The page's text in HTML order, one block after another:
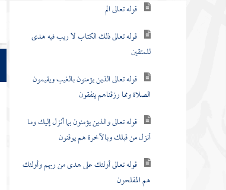
قوله تعالى الم
قوله تعالى ذلك الكتاب لا ريب فيه هدى
للمتقين
قوله تعالى الذين يؤمنون بالغيب ويقيمون
الصلاة ومما رزقناهم ينفقون
قوله تعالى والذين يؤمنون بما أنزل إليك وما
أنزل من قبلك وبالآخرة هم يوقنون
قوله تعالى أولئك على هدى من ربهم وأولئك
هم المفلحون